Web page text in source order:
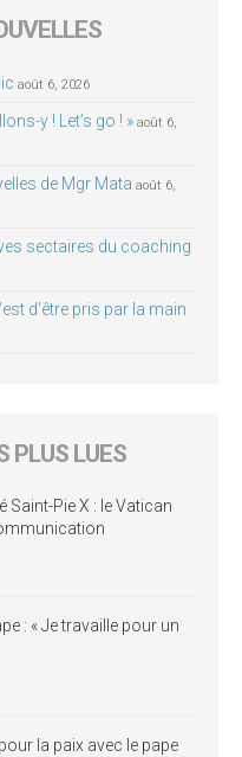
août 6, 2026
y ! Let’s go ! » août 6,
de Mgr Mata août 6,
sectaires du coaching
d’être pris par la main
PLUS LUES
Saint-Pie X : le Vatican
: « Je travaille pour un
la paix avec le pape